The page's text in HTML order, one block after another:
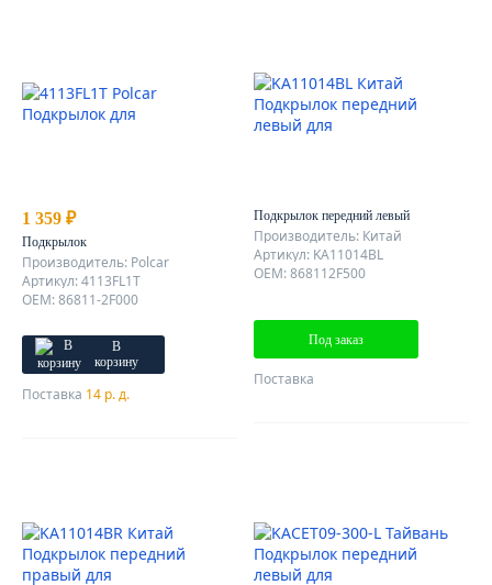
1 359 ₽
Подкрылок
Производитель: Polcar
Артикул: 4113FL1T
OEM: 86811-2F000
В
корзину
Поставка 14 р. д.
Подкрылок передний левый
Производитель: Китай
Артикул: KA11014BL
OEM: 868112F500
Под заказ
Поставка